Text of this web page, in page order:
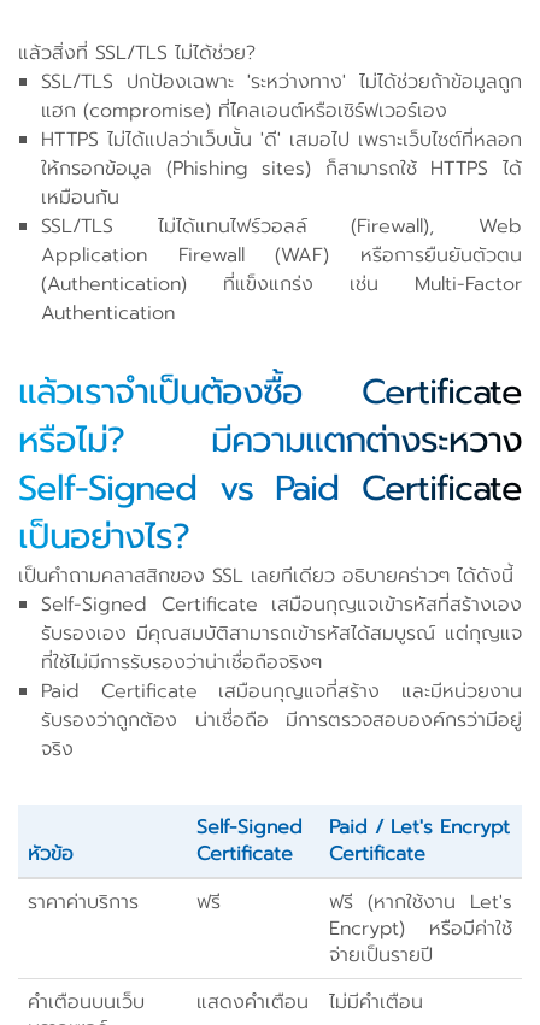
แล้วสิ่งที่ SSL/TLS ไม่ได้ช่วย?
SSL/TLS ปกป้องเฉพาะ 'ระหว่างทาง' ไม่ได้ช่วยถ้าข้อมูลถูก
แฮก (compromise) ที่ไคลเอนต์หรือเซิร์ฟเวอร์เอง
HTTPS ไม่ได้แปลว่าเว็บนั้น 'ดี' เสมอไป เพราะเว็บไซต์ที่หลอก
ให้กรอกข้อมูล (Phishing sites) ก็สามารถใช้ HTTPS ได้
เหมือนกัน
SSL/TLS ไม่ได้แทนไฟร์วอลล์ (Firewall), Web
Application Firewall (WAF) หรือการยืนยันตัวตน
(Authentication) ที่แข็งแกร่ง เช่น Multi-Factor
Authentication
แล้วเราจำเป็นต้องซื้อ Certificate
หรือไม่? มีความแตกต่างระหวาง
Self-Signed vs Paid Certificate
เป็นอย่างไร?
เป็นคำถามคลาสสิกของ SSL เลยทีเดียว อธิบายคร่าวๆ ได้ดังนี้
Self-Signed Certificate เสมือนกุญแจเข้ารหัสที่สร้างเอง
รับรองเอง มีคุณสมบัติสามารถเข้ารหัสได้สมบูรณ์ แต่กุญแจ
ที่ใช้ไม่มีการรับรองว่าน่าเชื่อถือจริงๆ
Paid Certificate เสมือนกุญแจที่สร้าง และมีหน่วยงาน
รับรองว่าถูกต้อง น่าเชื่อถือ มีการตรวจสอบองค์กรว่ามีอยู่
จริง
หัวข้อ
Self-Signed
Certificate
Paid / Let's Encrypt
Certificate
ราคาค่าบริการ
ฟรี
ฟรี (หากใช้งาน Let's
Encrypt) หรือมีค่าใช้
จ่ายเป็นรายปี
คำเตือนบนเว็บ
แสดงคำเตือน ไม่มีคำเตือน